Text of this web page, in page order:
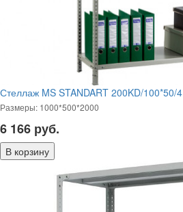
Стеллаж MS STANDART 200KD/100*50/4
Размеры: 1000*500*2000
6 166 руб.